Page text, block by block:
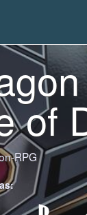
of
RPG